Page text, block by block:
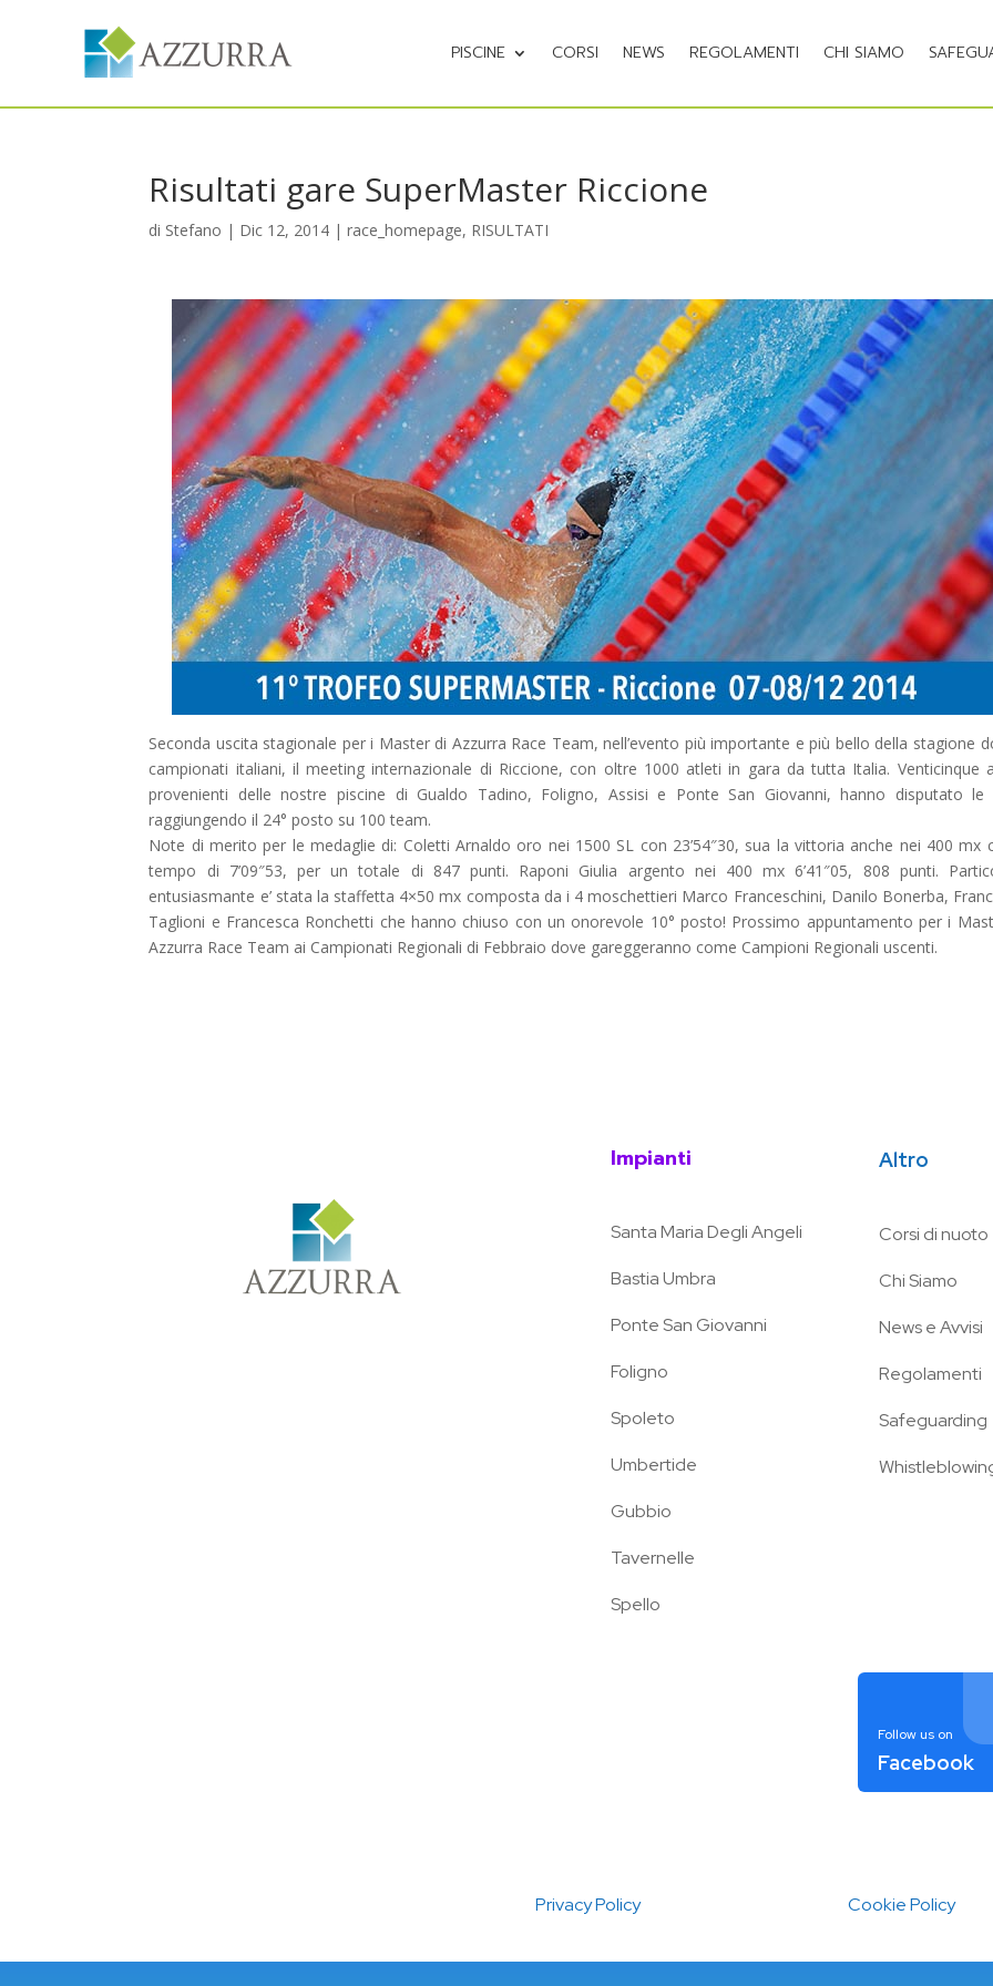
PISCINE CORSI NEWS REGOLAMENTI CHI SIAMO
Risultati gare SuperMaster Riccione
di Stefano | Dic 12, 2014 |race_homepage, RISULTATI
Seconda uscita stagionale per i Master di Azzurra Race Team, nell’evento più importante e più bello della stagione
campionati italiani, il meeting internazionale di Riccione, con oltre 1000 atleti in gara da tutta Italia. Venticinque
provenienti delle nostre piscine di Gualdo Tadino, Foligno, Assisi e Ponte San Giovanni, hanno disputato le
raggiungendo il 24° posto su 100 team.
Note di merito per le medaglie di: Coletti Arnaldo oro nei 1500 SL con 23’54″30, sua la vittoria anche nei 400 mx
tempo di 7’09″53, per un totale di 847 punti. Raponi Giulia argento nei 400 mx 6’41″05, 808 punti.
entusiasmante e’ stata la staffetta 4×50 mx composta da i 4 moschettieri Marco Franceschini, Danilo Bonerba,
Taglioni e Francesca Ronchetti che hanno chiuso con un onorevole 10° posto! Prossimo appuntamento per i
Azzurra Race Team ai Campionati Regionali di Febbraio dove gareggeranno come Campioni Regionali uscenti.
Impianti
Santa Maria Degli Angeli
Bastia Umbra
Ponte San Giovanni
Foligno
Spoleto
Umbertide
Gubbio
Tavernelle
Spello
Altro
Corsi di nuoto
Chi Siamo
News e Avvisi
Regolamenti
Safeguarding
Follow us on
Facebook
Privacy Policy Cookie Policy